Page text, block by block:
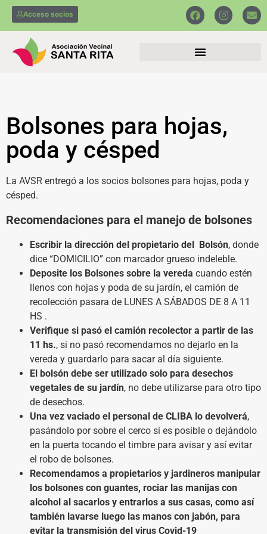
Acceso socios
Bolsones para hojas,
poda y césped
La AVSR entregó a los socios bolsones para hojas, poda y
césped.
Recomendaciones para el manejo de bolsones
Escribir la dirección del propietario del Bolsón, donde
dice “DOMICILIO” con marcador grueso indeleble.
Deposite los Bolsones sobre la vereda cuando estén
llenos con hojas y poda de su jardín, el camión de
recolección pasara de LUNES A SÁBADOS DE 8 A 11
HS .
Verifique si pasó el camión recolector a partir de las
11 hs., si no pasó recomendamos no dejarlo en la
vereda y guardarlo para sacar al día siguiente.
El bolsón debe ser utilizado solo para desechos
vegetales de su jardín, no debe utilizarse para otro tipo
de desechos.
Una vez vaciado el personal de CLIBA lo devolverá,
pasándolo por sobre el cerco si es posible o dejándolo
en la puerta tocando el timbre para avisar y así evitar
el robo de bolsones.
Recomendamos a propietarios y jardineros manipular
los bolsones con guantes, rociar las manijas con
alcohol al sacarlos y entrarlos a sus casas, como así
también lavarse luego las manos con jabón, para
evitar la transmisión del virus Covid-19